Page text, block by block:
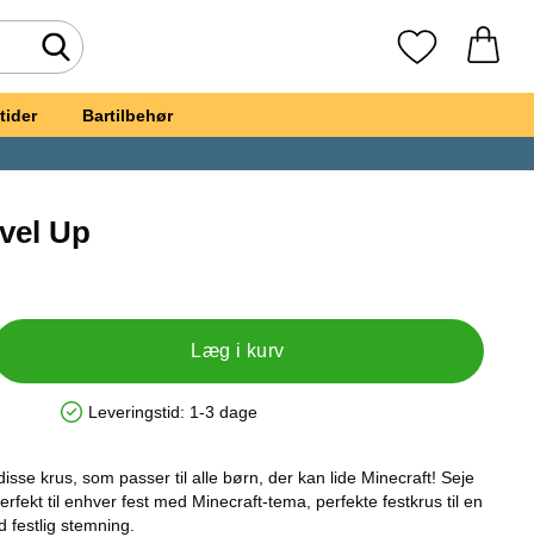
Foretag søgning Mine favoritter
Bartilbehør
Up
Læg i kurv
Produkttilgængelighed: På lager
Leveringstid: 1-3 dage
krus, som passer til alle børn, der kan lide Minecraft! Seje
til enhver fest med Minecraft-tema, perfekte festkrus til en
festlig stemning.